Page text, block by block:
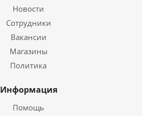
Новости
Сотрудники
Вакансии
Магазины
Политика
Информация
Помощь